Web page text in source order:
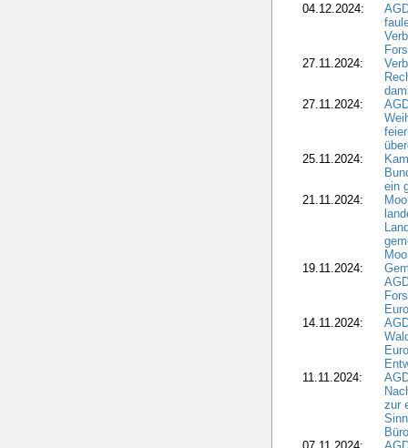
04.12.2024:
27.11.2024:
27.11.2024:
25.11.2024:
ein
21.11.2024:
19.11.2024:
14.11.2024:
11.11.2024:
zur